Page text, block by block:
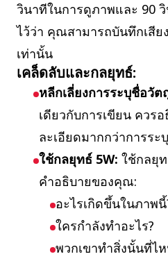
วินาทีในการดูภาพและ 90
ไว้ว่า คุณสามารถบันทึกเสีย
เท่านั้น
เคล็ดลับและกลยุทธ์:
หลีกเลี่ยงการระบุชื่อวัต
เดียวกับการเขียน ควร
ละเอียดมากกว่าการร
ใช้กลยุทธ์ 5W: ใช้กลยุ
คำอธิบายของคุณ:
อะไรเกิดขึ้นในภาพนี้
ใครกำลังทำอะไร?
พวกเขาทำสิ่งนั้นที่ไ